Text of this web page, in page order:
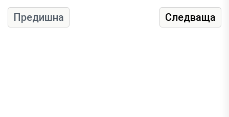
Предишна Следваща